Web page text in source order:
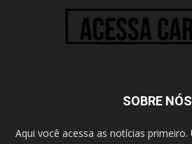
SOBRE NÓS
Aqui você acessa as notícias